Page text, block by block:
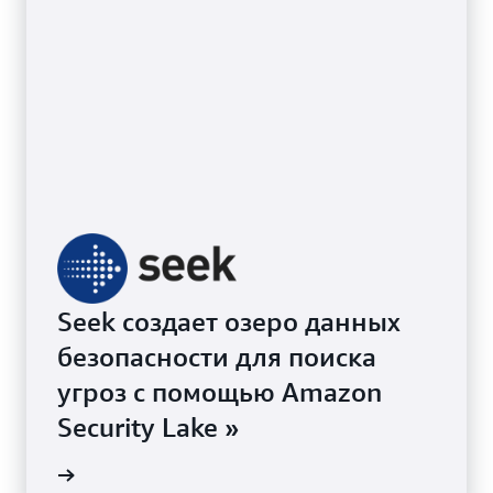
Seek создает озеро данных
безопасности для поиска
угроз с помощью Amazon
Security Lake »